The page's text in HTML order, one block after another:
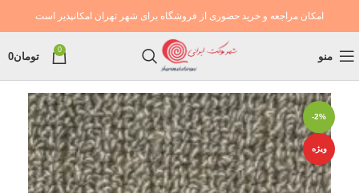
امکان مراجعه و خرید حضوری از فروشگاه برای شهر تهران امکانپذیر است
منو
0
تومان0
-2%
ویژه